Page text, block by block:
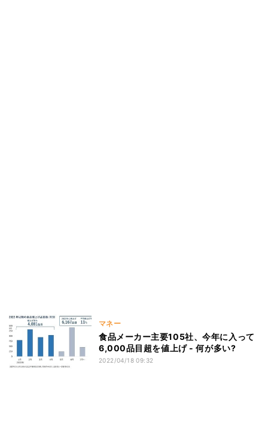
マネー
食品メーカー主要105社、今年に入って
6,000品目超を値上げ - 何が多い?
2022/04/18 09:32